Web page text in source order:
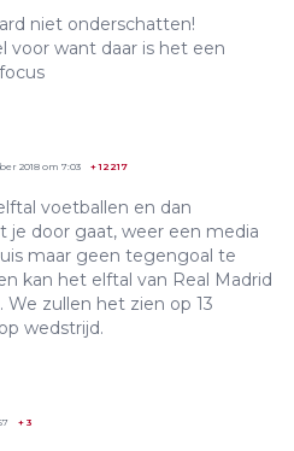
niet onderschatten!
voor want daar is het een
2018 om 7:03 +12217
voetballen en dan
je door gaat, weer een media
maar geen tegengoal te
kan het elftal van Real Madrid
We zullen het zien op 13
wedstrijd.
+ 3